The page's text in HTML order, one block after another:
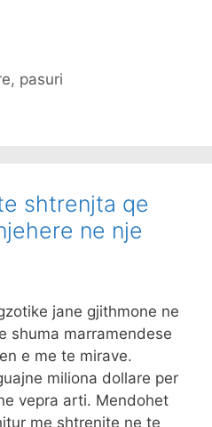
, pasuri
shtrenjta qe
ne nje
jane gjithmone ne
shuma marramendese
e me te mirave.
miliona dollare per
vepra arti. Mendohet
me shtrenjte ne te